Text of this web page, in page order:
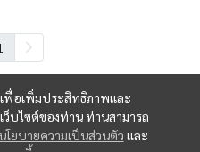
พื่อเพิ่มประสิทธิภาพและ
บไซต์ของท่าน ท่านสามารถ
นโยบายความเป็นส่วนตัว และ